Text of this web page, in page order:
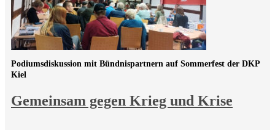
Gemeinsam gegen Krieg und Krise
Podiumsdiskussion mit Bündnispartnern auf Sommerfest der DKP
Kiel